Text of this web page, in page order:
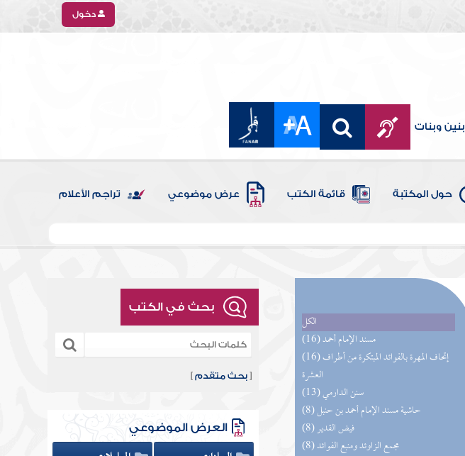
دخول
بنين وبنات
حول المكتبة قائمة الكتب عرض موضوعي تراجم الأعلام
الكل
(16) مسند الإمام أحمد
(16) إتحاف المهرة بالفوائد المبتكرة من أطراف
العشرة
(13) سنن الدارمي
(8) حاشية مسند الإمام أحمد بن حنبل
(8) فيض القدير
(8) مجمع الزاوئد ومنبع الفوائد
بحث في الكتب
[بحث متقدم ]
العرض الموضوعي